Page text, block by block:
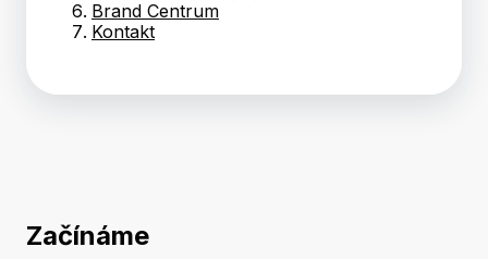
Brand Centrum
Kontakt
Začínáme